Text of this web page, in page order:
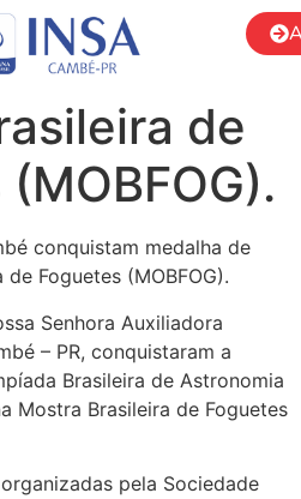
de
conquistam medalha de
Foguetes (MOBFOG).
Senhora Auxiliadora
– PR, conquistaram a
Brasileira de Astronomia
Mostra Brasileira de Foguetes
pela Sociedade